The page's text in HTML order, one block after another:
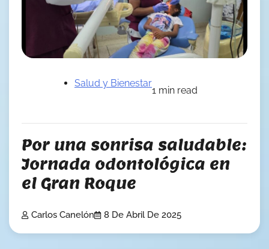
Salud y Bienestar
1 min read
Por una sonrisa saludable:
Jornada odontológica en
el Gran Roque
Carlos Canelón 8 De Abril De 2025